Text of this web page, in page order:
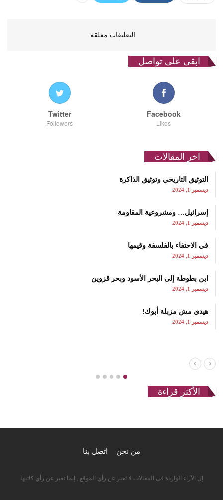
التعليقات مغلقة.
ابقى على تواصل
Facebook
Likes
Twitter
Followers
اخر المقالات
التوثيق التاريخي وتوثيق الذاكرة
ديسمبر 1, 2024
إسرائيل… ومشروعية المقاومة
ديسمبر 1, 2024
في الاحتفاء بالفلسفة وقيمها
ديسمبر 1, 2024
ابن بطوطة إلى البحر الأسود وبحر قزوين
ديسمبر 1, 2024
هيدي مش مزبلة أبوك!
ديسمبر 1, 2024
الأكثر قراءة
من نحن اتصل بنا
إن الآراء الواردة فى المقالات لا تعبر عن رأي الموقع , إنما تعبر عن رأي كاتبها